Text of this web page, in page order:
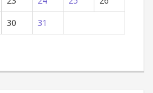
30 31